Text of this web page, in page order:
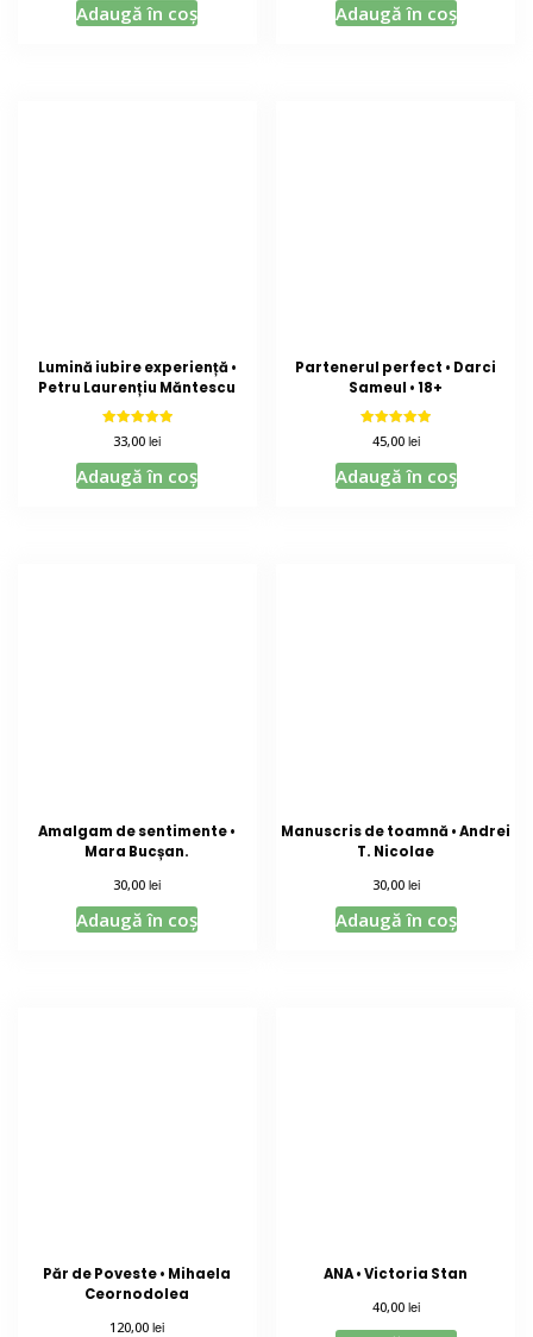
Adaugă în coș Adaugă în coș
Lumină iubire experiență •
Petru Laurențiu Măntescu
Evaluat la
5.00
33,00lei
Adaugă în coș
Partenerul perfect • Darci
Sameul • 18+
Evaluat la
5.00
45,00 lei
Adaugă în coș
Amalgam de sentimente •
Mara Bucșan.
30,00lei
Adaugă în coș
Manuscris de toamnă • Andrei
T. Nicolae
30,00 lei
Adaugă în coș
Păr de Poveste • Mihaela
Ceornodolea
120,00lei
ANA • Victoria Stan
40,00 lei